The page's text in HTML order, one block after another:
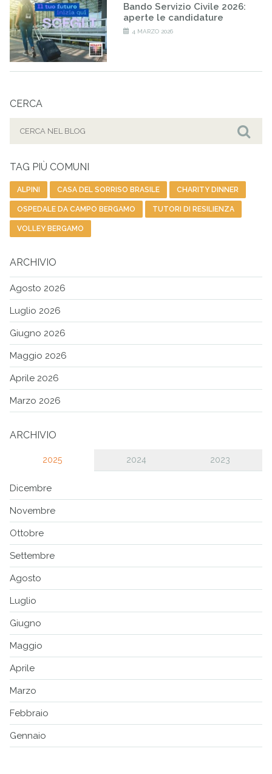
Bando Servizio Civile 2026:
aperte le candidature
4 MARZO 2026
CERCA
TAG PIÙ COMUNI
ALPINI CASA DEL SORRISO BRASILE CHARITY DINNER
OSPEDALE DA CAMPO BERGAMO TUTORI DI RESILIENZA
VOLLEY BERGAMO
ARCHIVIO
Agosto 2026
Luglio 2026
Giugno 2026
Maggio 2026
Aprile 2026
Marzo 2026
ARCHIVIO
2025 2024 2023
Dicembre
Novembre
Ottobre
Settembre
Agosto
Luglio
Giugno
Maggio
Aprile
Marzo
Febbraio
Gennaio